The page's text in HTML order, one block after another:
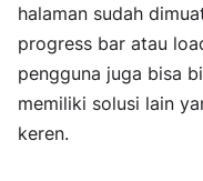
halaman sudah
progress bar atau
pengguna juga bisa
memiliki solusi lain
keren.